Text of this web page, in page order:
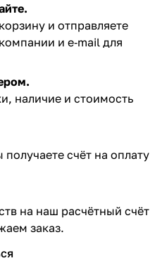
и отправляете
и e‑mail для
наличие и стоимость
счёт на оплату
на наш расчётный счёт
заказ.​